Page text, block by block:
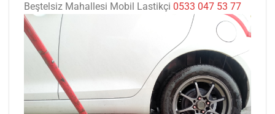
Beştelsiz Mahallesi Mobil Lastikçi 0533 047 53 77